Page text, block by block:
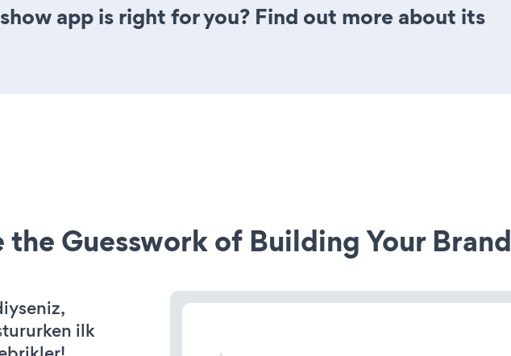
app is right for you? Find out more about its
the Guesswork of Building Your Brand
ilk